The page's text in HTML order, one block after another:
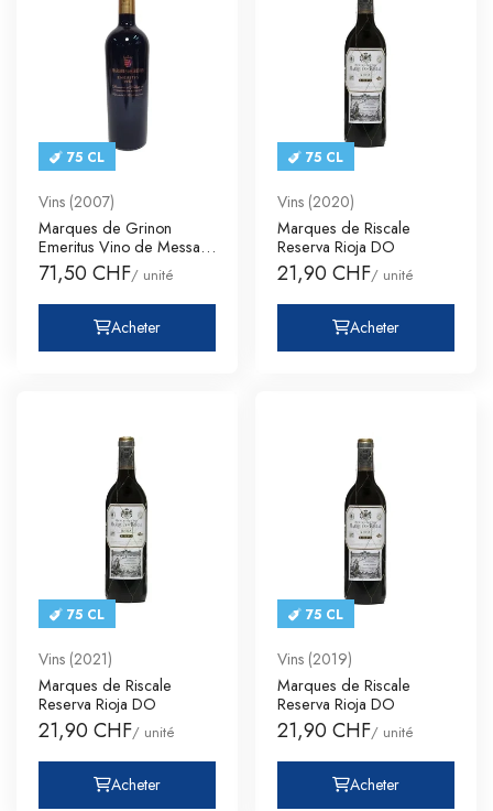
75 CL
Vins (2007)
Marques de Grinon
Emeritus Vino de Messa
Tinto de
71,50 CHF/ unité
Acheter
75 CL
Vins (2020)
Marques de Riscale
Reserva Rioja DO
21,90 CHF/ unité
Acheter
75 CL
Vins (2021)
Marques de Riscale
Reserva Rioja DO
21,90 CHF/ unité
Acheter
75 CL
Vins (2019)
Marques de Riscale
Reserva Rioja DO
21,90 CHF/ unité
Acheter